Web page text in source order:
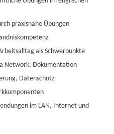
praxisnahe Übungen
als Schwerpunkte
Network, Dokumentation
Datenschutz
im LAN, Internet und